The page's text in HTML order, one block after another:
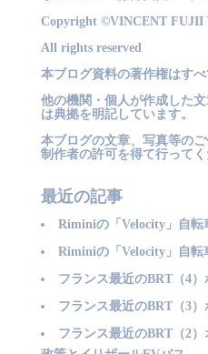
Copyright ©VINCENT FUJII
All rights reserved
本ブログ資料の著作権はすべ
他の機関・個人が作成した
は典拠を明記しています。
本ブログの文章、写真等の
制作者の許可を得て行ってく
最近の記事
Riminiの「Velocity」自転
Riminiの「Velocity」自転
フランス最近のBRT（4
フランス最近のBRT（3
フランス最近のBRT（2